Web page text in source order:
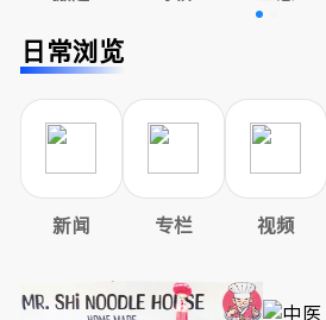
日常浏览
新闻 专栏 视频